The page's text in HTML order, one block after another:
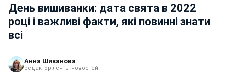
День вишиванки: дата свята в 2022
році і важливі факти, які повинні знати
всі
Анна Шиканова
редактор ленты новостей